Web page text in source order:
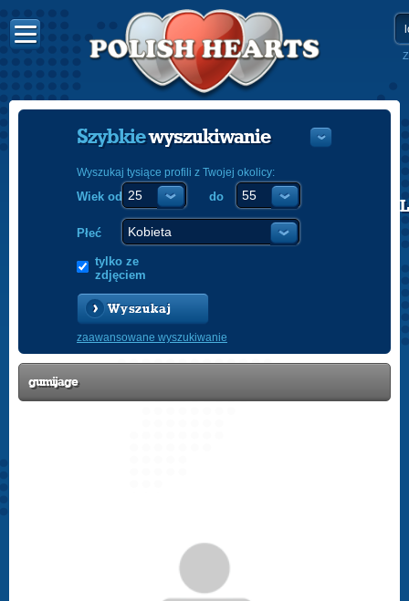
POLISH
Szybkiewyszukiwanie
Wyszukaj tysiące profili z Twojej okolicy:
Wiek od do
Płeć
tylko ze
zdjęciem
Wyszukaj
zaawansowane wyszukiwanie
gumijage